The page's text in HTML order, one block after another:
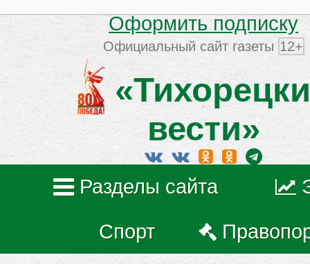
Оформить подписку
Официальный сайт газеты 12+
вести»
Разделы сайта
Спорт